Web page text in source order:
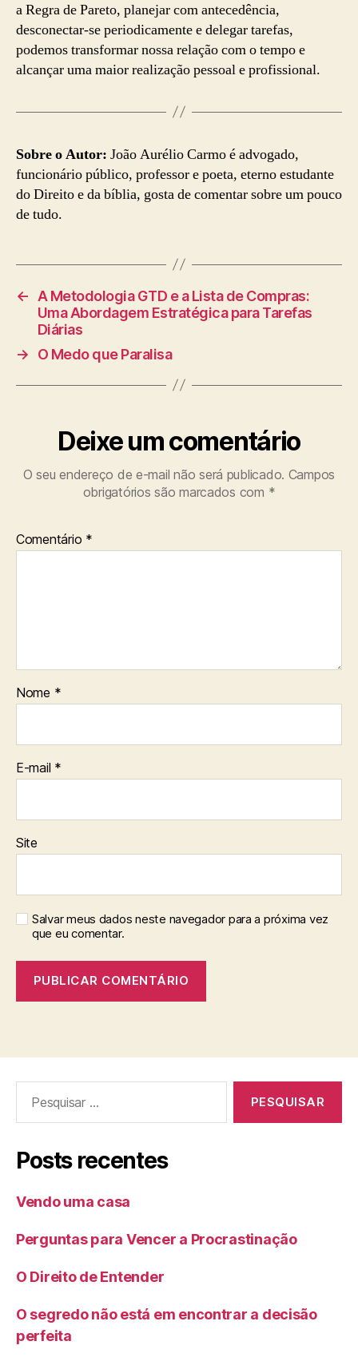
a Regra de Pareto, planejar com antecedência,
desconectar-se periodicamente e delegar tarefas,
podemos transformar nossa relação com o tempo e
alcançar uma maior realização pessoal e profissional.
Sobre o Autor: João Aurélio Carmo é advogado,
funcionário público, professor e poeta, eterno estudante
do Direito e da bíblia, gosta de comentar sobre um pouco
de tudo.
←
A Metodologia GTD e a Lista de Compras:
Uma Abordagem Estratégica para Tarefas
Diárias
→
O Medo que Paralisa
Deixe um comentário
O seu endereço de e-mail não será publicado. Campos
obrigatórios são marcados com *
Comentário *
Nome *
E-mail *
Site
Salvar meus dados neste navegador para a próxima vez
que eu comentar.
por:
Posts recentes
Vendo uma casa
Perguntas para Vencer a Procrastinação
O Direito de Entender
O segredo não está em encontrar a decisão
perfeita